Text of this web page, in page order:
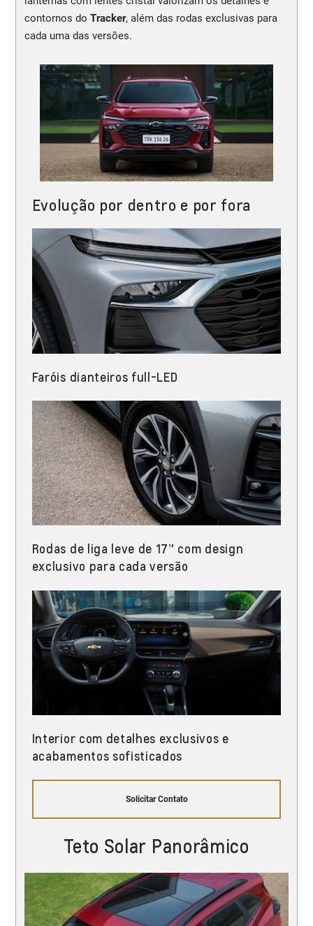
contornos do Tracker, além das rodas exclusivas para
cada uma das versões.
Evolução por dentro e por fora
Faróis dianteiros full-LED​
Rodas de liga leve de 17” com design
exclusivo para cada versão
Interior com detalhes exclusivos e
acabamentos sofisticados
Solicitar Contato
Teto Solar Panorâmico